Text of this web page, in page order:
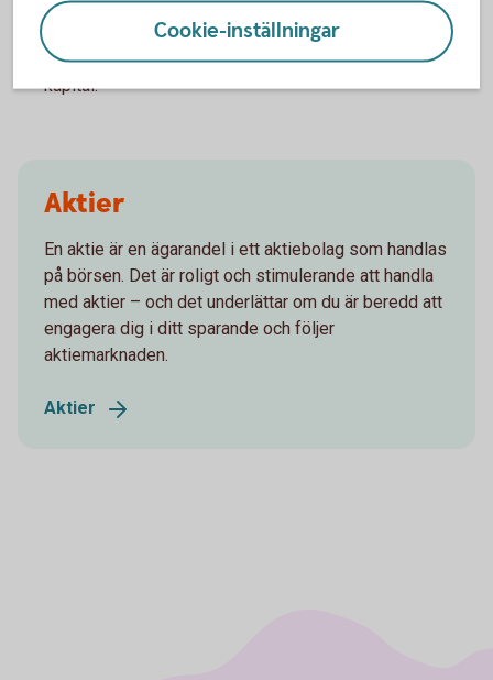
Hög risk
Courtage betalas vid både köp och försäljning.
Aktieaffärer deklareras och beskattas som inkomst av
kapital.
Aktier
En aktie är en ägarandel i ett aktiebolag som handlas
på börsen. Det är roligt och stimulerande att handla
med aktier – och det underlättar om du är beredd att
engagera dig i ditt sparande och följer
aktiemarknaden.
Aktier
Cookie-inställningar